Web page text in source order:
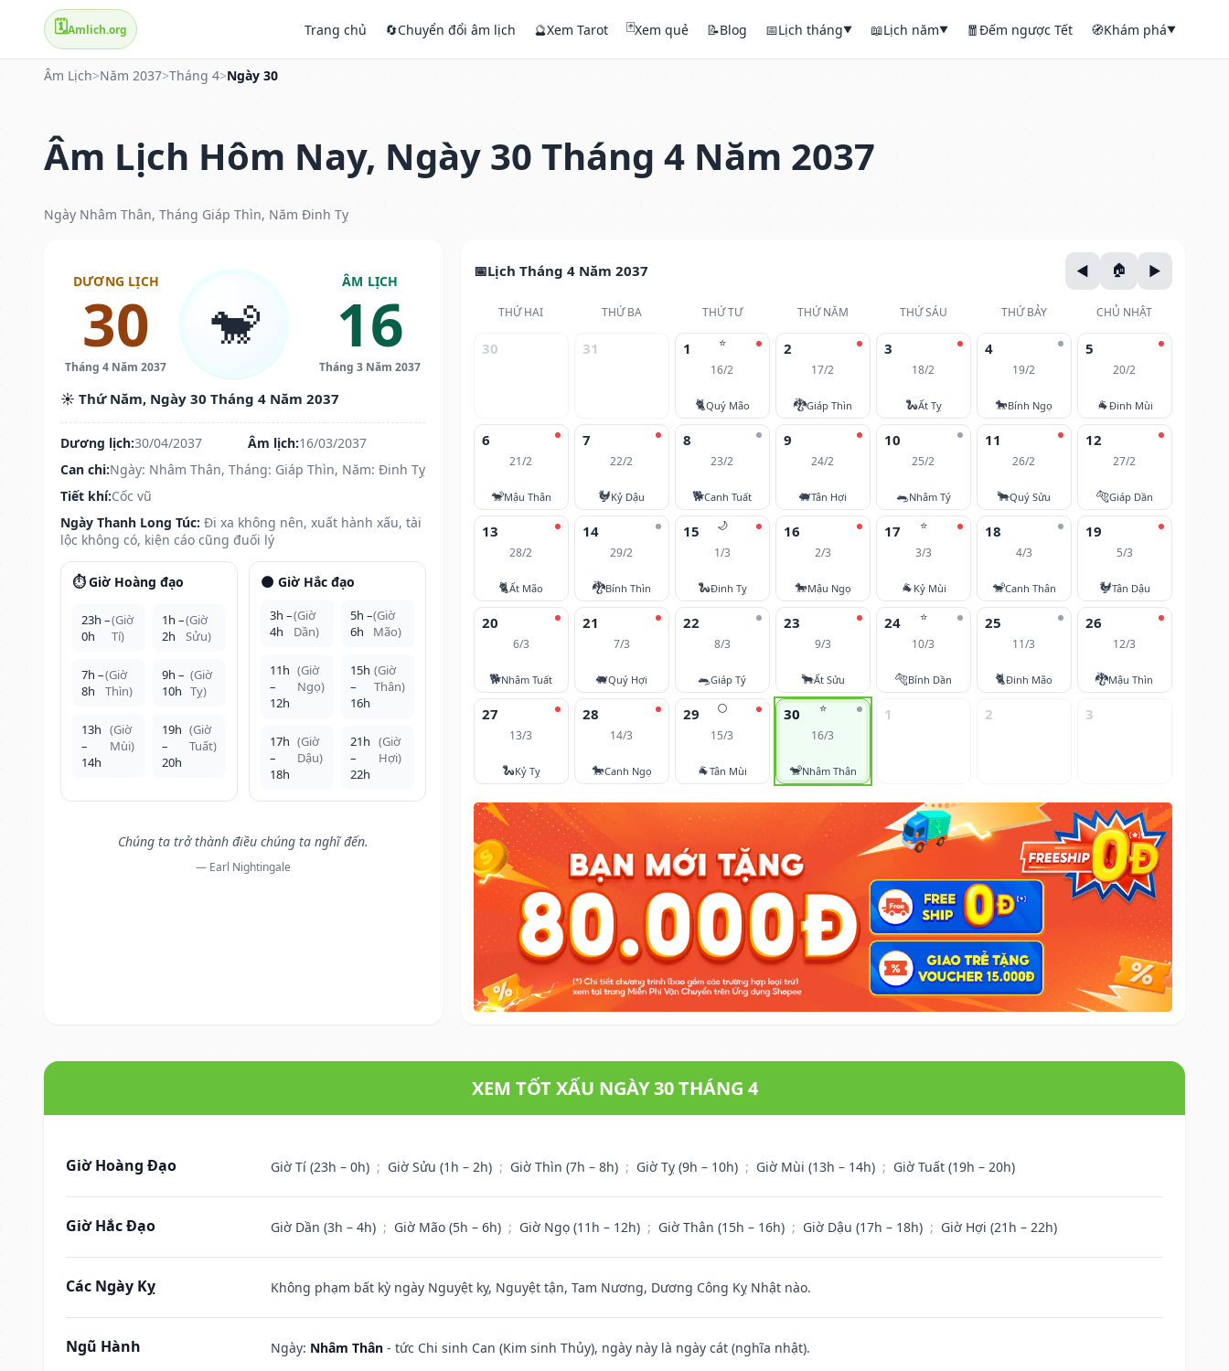
🗓️Amlich.org Trang chủ 🔄Chuyển đổi âm lịch 🔮Xem Tarot 🃏Xem quẻ 📝Blog 📅Lịch tháng▼ 📖Lịch năm▼ 🧧Đếm ngược Tết 🧭Khám phá▼
Âm Lịch>Năm 2037>Tháng 4>Ngày 30
Âm Lịch Hôm Nay, Ngày 30 Tháng 4 Năm 2037
Ngày Nhâm Thân, Tháng Giáp Thìn, Năm Đinh Tỵ
DƯƠNG LỊCH
30
Tháng 4 Năm 2037
🐒
ÂM LỊCH
16
Tháng 3 Năm 2037
☀️ Thứ Năm, Ngày 30 Tháng 4 Năm 2037
Dương lịch:30/04/2037 Âm lịch:16/03/2037
Can chi:Ngày: Nhâm Thân, Tháng: Giáp Thìn, Năm: Đinh Tỵ
Tiết khí:Cốc vũ
Ngày Thanh Long Túc: Đi xa không nên, xuất hành xấu, tài
lộc không có, kiện cáo cũng đuối lý
⏱️ Giờ Hoàng đạo
23h –
0h
(Giờ
Tí)
1h –
2h
(Giờ
Sửu)
7h –
8h
(Giờ
Thìn)
9h –
10h
(Giờ
Tỵ)
13h
–
14h
(Giờ
Mùi)
19h
–
20h
(Giờ
Tuất)
🌑 Giờ Hắc đạo
3h –
4h
(Giờ
Dần)
5h –
6h
(Giờ
Mão)
11h
–
12h
(Giờ
Ngọ)
15h
–
16h
(Giờ
Thân)
17h
–
18h
(Giờ
Dậu)
21h
–
22h
(Giờ
Hợi)
Chúng ta trở thành điều chúng ta nghĩ đến.
— Earl Nightingale
Lịch Tháng 4 Năm 2037
THỨ HAI THỨ BA THỨ TƯ THỨ NĂM THỨ SÁU THỨ BẢY CHỦ NHẬT
30 31 ⭐
1
16/2
🐈Quý Mão
2
17/2
🐉Giáp Thìn
3
18/2
🐍Ất Tỵ
4
19/2
🐎Bính Ngọ
5
20/2
🐐Đinh Mùi
6
21/2
🐒Mậu Thân
7
22/2
🐓Kỷ Dậu
8
23/2
🐕Canh Tuất
9
24/2
🐖Tân Hợi
10
25/2
🐀Nhâm Tý
11
26/2
🐂Quý Sửu
12
27/2
🐅Giáp Dần
13
28/2
🐈Ất Mão
14
29/2
🐉Bính Thìn
🌙
15
1/3
🐍Đinh Tỵ
16
2/3
🐎Mậu Ngọ
⭐
17
3/3
🐐 Kỷ Mùi
18
4/3
🐒Canh Thân
19
5/3
🐓Tân Dậu
20
6/3
🐕Nhâm Tuất
21
7/3
🐖Quý Hợi
22
8/3
🐀Giáp Tý
23
9/3
🐂Ất Sửu
⭐
24
10/3
🐅Bính Dần
25
11/3
🐈Đinh Mão
26
12/3
🐉Mậu Thìn
27
13/3
🐍Kỷ Tỵ
28
14/3
🐎Canh Ngọ
🌕
29
15/3
🐐Tân Mùi
⭐
30
16/3
🐒Nhâm Thân
1 2 3
XEM TỐT XẤU NGÀY 30 THÁNG 4
Giờ Hoàng Đạo Giờ Tí (23h – 0h) ; Giờ Sửu (1h – 2h) ; Giờ Thìn (7h – 8h) ; Giờ Tỵ (9h – 10h) ; Giờ Mùi (13h – 14h) ; Giờ Tuất (19h – 20h)
Giờ Hắc Đạo Giờ Dần (3h – 4h) ; Giờ Mão (5h – 6h) ; Giờ Ngọ (11h – 12h) ; Giờ Thân (15h – 16h) ; Giờ Dậu (17h – 18h) ; Giờ Hợi (21h – 22h)
Các Ngày Kỵ Không phạm bất kỳ ngày Nguyệt kỵ, Nguyệt tận, Tam Nương, Dương Công Kỵ Nhật nào.
Ngũ Hành Ngày: Nhâm Thân - tức Chi sinh Can (Kim sinh Thủy), ngày này là ngày cát (nghĩa nhật).